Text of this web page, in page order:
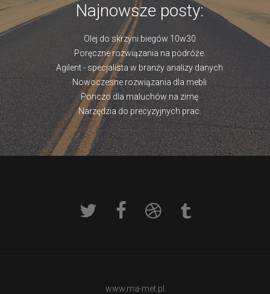
Najnowsze posty:
Olej do skrzyni biegów 10w30
Poręczne rozwiązania na podróże.
Agilent - specjalista w branży analizy danych
Nowoczesne rozwiązania dla mebli
Ponczo dla maluchów na zimę
Narzędzia do precyzyjnych prac.
www.ma-met.pl